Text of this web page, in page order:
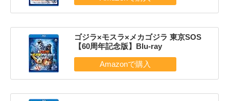
ゴジラ×モスラ×メカゴジラ 東京SOS
【60周年記念版】Blu-ray